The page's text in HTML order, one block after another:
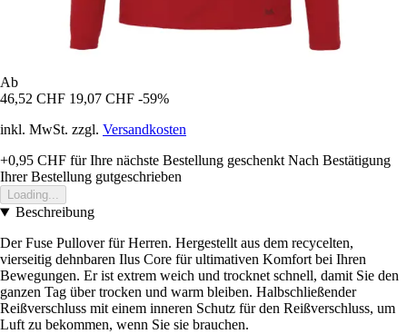
Ab
46,52 CHF 19,07 CHF -59%
inkl. MwSt. zzgl. Versandkosten
+0,95 CHF für Ihre nächste Bestellung geschenkt Nach Bestätigung
Ihrer Bestellung gutgeschrieben
Loading...
Beschreibung
Der Fuse Pullover für Herren. Hergestellt aus dem recycelten,
vierseitig dehnbaren Ilus Core für ultimativen Komfort bei Ihren
Bewegungen. Er ist extrem weich und trocknet schnell, damit Sie den
ganzen Tag über trocken und warm bleiben. Halbschließender
Reißverschluss mit einem inneren Schutz für den Reißverschluss, um
Luft zu bekommen, wenn Sie sie brauchen.